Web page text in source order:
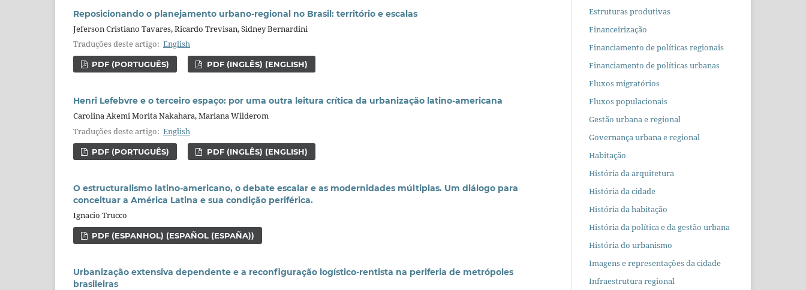
Reposicionando o planejamento urbano-regional no Brasil: território e escalas
Jeferson Cristiano Tavares, Ricardo Trevisan, Sidney Bernardini
Traduções deste artigo: English
PDF (PORTUGUÊS) PDF (INGLÊS) (ENGLISH)
Henri Lefebvre e o terceiro espaço: por uma outra leitura crítica da urbanização latino-americana
Carolina Akemi Morita Nakahara, Mariana Wilderom
Traduções deste artigo: English
PDF (PORTUGUÊS) PDF (INGLÊS) (ENGLISH)
O estructuralismo latino-americano, o debate escalar e as modernidades múltiplas. Um diálogo para
conceituar a América Latina e sua condição periférica.
Ignacio Trucco
PDF (ESPANHOL) (ESPAÑOL (ESPAÑA))
Urbanização extensiva dependente e a reconfiguração logístico-rentista na periferia de metrópoles
brasileiras
Estruturas produtivas
Financeirização
Financiamento de políticas regionais
Financiamento de políticas urbanas
Fluxos migratórios
Fluxos populacionais
Gestão urbana e regional
Governança urbana e regional
Habitação
História da arquitetura
História da cidade
História da habitação
História da política e da gestão urbana
História do urbanismo
Imagens e representações da cidade
Infraestrutura regional